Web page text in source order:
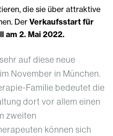
die sie über attraktive
Der Verkaufsstart für
am 2. Mai 2022.
auf diese neue
November in München.
Familie bedeutet die
dort vor allem einen
zweiten
können sich